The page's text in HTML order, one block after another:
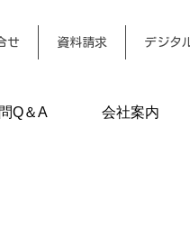
せ 資料請求 デジタ
Q＆A 会社案内